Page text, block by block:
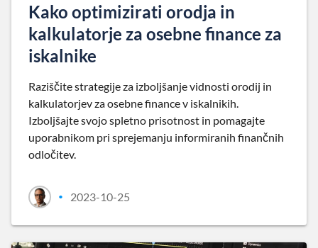
Kako optimizirati orodja in
kalkulatorje za osebne finance za
iskalnike
Raziščite strategije za izboljšanje vidnosti orodij in
kalkulatorjev za osebne finance v iskalnikih.
Izboljšajte svojo spletno prisotnost in pomagajte
uporabnikom pri sprejemanju informiranih finančnih
odločitev.
• 2023-10-25